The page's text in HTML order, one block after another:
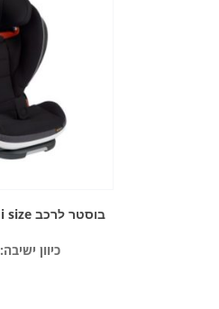
בוסטר לרכב besafe izi flex fix i size
כיוון ישיבה: